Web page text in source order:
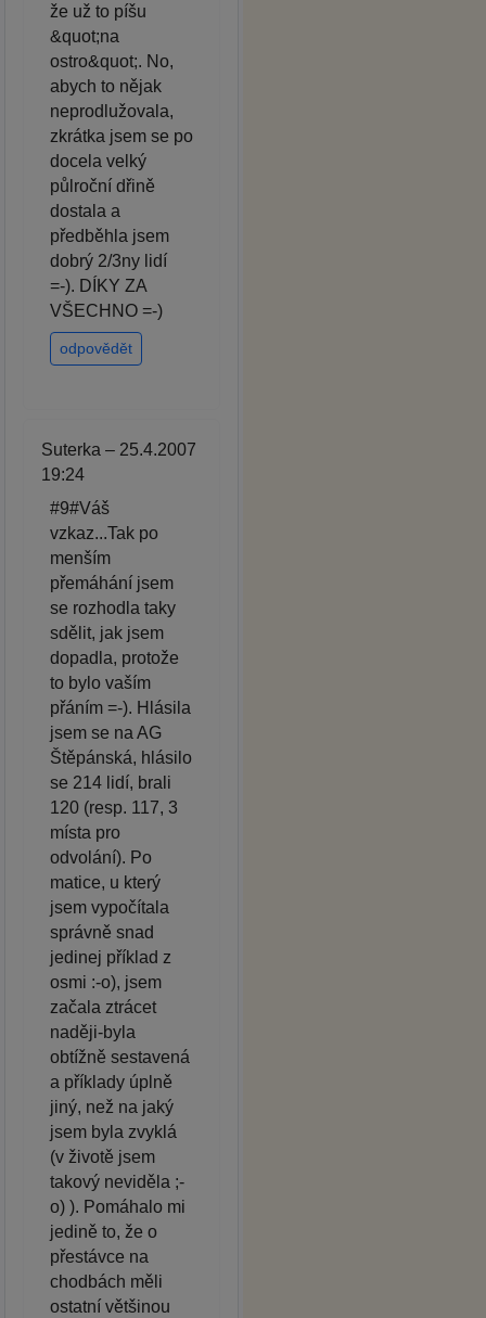
že už to píšu
&quot;na
ostro&quot;. No,
abych to nějak
neprodlužovala,
zkrátka jsem se po
docela velký
půlroční dřině
dostala a
předběhla jsem
dobrý 2/3ny lidí
=-). DÍKY ZA
VŠECHNO =-)
odpovědět
Suterka – 25.4.2007
19:24
#9#Váš
vzkaz...Tak po
menším
přemáhání jsem
se rozhodla taky
sdělit, jak jsem
dopadla, protože
to bylo vaším
přáním =-). Hlásila
jsem se na AG
Štěpánská, hlásilo
se 214 lidí, brali
120 (resp. 117, 3
místa pro
odvolání). Po
matice, u který
jsem vypočítala
správně snad
jedinej příklad z
osmi :-o), jsem
začala ztrácet
naději-byla
obtížně sestavená
a příklady úplně
jiný, než na jaký
jsem byla zvyklá
(v životě jsem
takový neviděla ;-
o) ). Pomáhalo mi
jedině to, že o
přestávce na
chodbách měli
ostatní většinou